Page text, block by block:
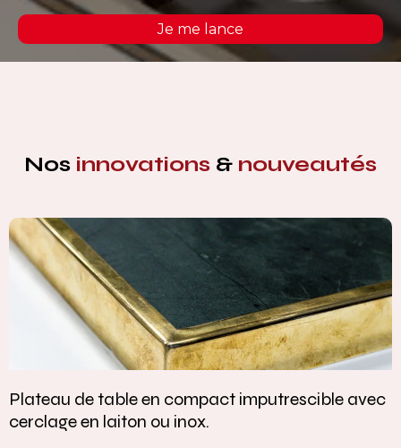
Je me lance
Nos innovations & nouveautés
Plateau de table en compact imputrescible avec
cerclage en laiton ou inox.